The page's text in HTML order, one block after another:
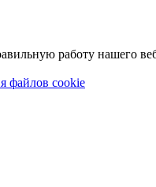
работу нашего
файлов cookie